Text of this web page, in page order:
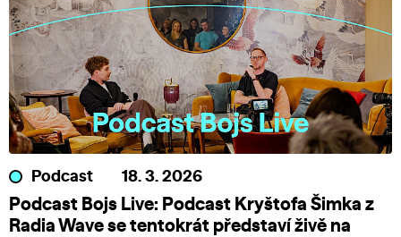
Podcast 18. 3. 2026
Podcast Bojs Live: Podcast Kryštofa Šimka z
Radia Wave se tentokrát představí živě na